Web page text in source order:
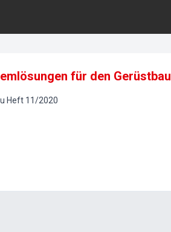
für den Gerüstbau
Heft 11/2020